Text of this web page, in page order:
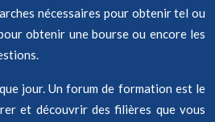
nécessaires pour obtenir tel ou
obtenir une bourse ou encore les
jour. Un forum de formation est le
et découvrir des filières que vous